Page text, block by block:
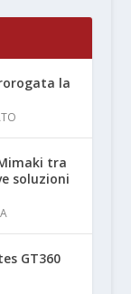
la
tra
soluzioni
GT360